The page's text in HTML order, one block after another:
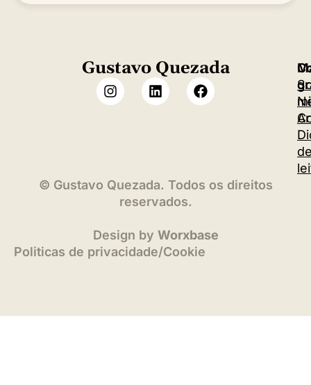
Gustavo Quezada
© Gustavo Quezada. Todos os direitos
reservados.
Design by Worxbase
Politicas de privacidade/Cookie